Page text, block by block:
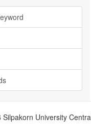
University